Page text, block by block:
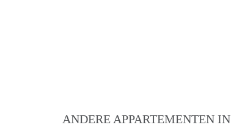
ANDERE APPARTEMENTEN IN